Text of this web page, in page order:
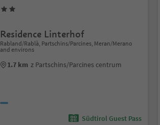
Residence Linterhof
Rabland/Rablà, Partschins/Parcines, Meran/Merano
and environs
1.7 km z Partschins/Parcines centrum
Südtirol Guest Pass